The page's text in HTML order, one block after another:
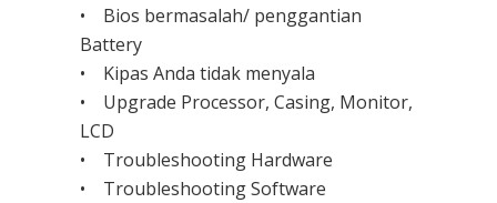
• Bios bermasalah/ penggantian
Battery
• Kipas Anda tidak menyala
• Upgrade Processor, Casing, Monitor,
LCD
• Troubleshooting Hardware
• Troubleshooting Software